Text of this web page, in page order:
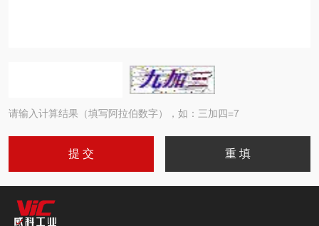
请输入计算结果（填写阿拉伯数字），如：三加四=7